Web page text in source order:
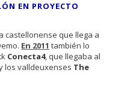
EN PROYECTO
castellonense que llega a
En 2011 también lo
Conecta4, que llegaba al
los valldeuxenses The